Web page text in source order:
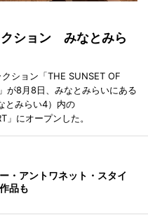
クション みなとみら
ション「THE SUNSET OF
が8月8日、みなとみらいにある
とみらい4）内の
」にオープンした。
・アントワネット・スタイ
品も